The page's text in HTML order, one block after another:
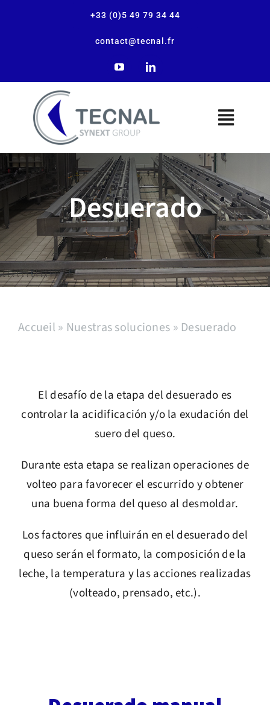
+33 (0)5 49 79 34 44
contact@tecnal.fr
La empresa
Nuestras soluciones
Nuestras aplicaciones
Servicio postventa
Reclutamiento
Español
Desuerado
Accueil » Nuestras soluciones » Desuerado
El desafío de la etapa del desuerado es
controlar la acidificación y/o la exudación del
suero del queso.
Durante esta etapa se realizan operaciones de
volteo para favorecer el escurrido y obtener
una buena forma del queso al desmoldar.
Los factores que influirán en el desuerado del
queso serán el formato, la composición de la
leche, la temperatura y las acciones realizadas
(volteado, prensado, etc.).